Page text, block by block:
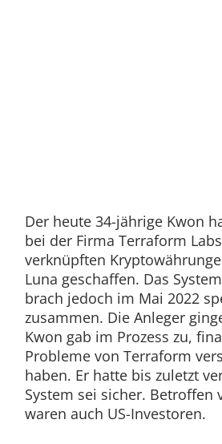
Der heute 34-jährige Kwon
bei der Firma Terraform
verknüpften
Luna geschaffen. Das
brach jedoch im Mai 2022
zusammen. Die Anleger
Kwon gab im Prozess zu,
Probleme von Terraform
haben. Er hatte bis zuletzt
System sei sicher. Betroffen
waren auch US-Investoren.